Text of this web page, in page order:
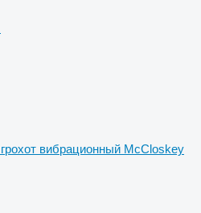
грохот вибрационный McCloskey